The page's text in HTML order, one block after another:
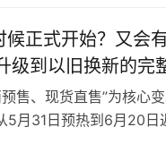
正式开始？又会
级到以旧换新的完
售、现货直售”为核心
5月31日预热到6月20日